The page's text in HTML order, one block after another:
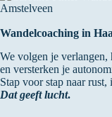
Wandelcoaching in
We volgen je verlangen,
en versterken je
Stap voor stap naar
Dat geeft lucht.